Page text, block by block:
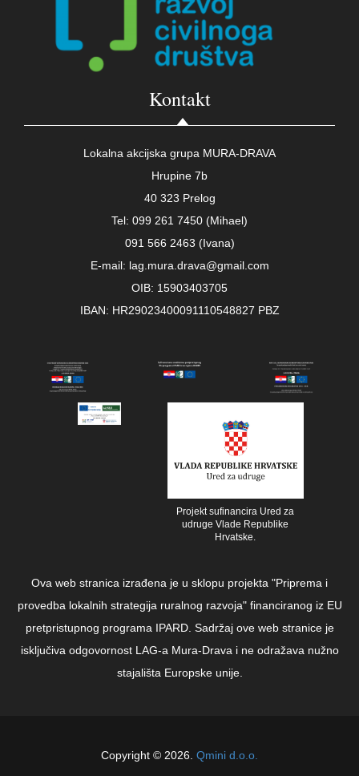
Kontakt
Lokalna akcijska grupa MURA-DRAVA
Hrupine 7b
40 323 Prelog
Tel: 099 261 7450 (Mihael)
091 566 2463 (Ivana)
E-mail: lag.mura.drava@gmail.com
OIB: 15903403705
IBAN: HR29023400091110548827 PBZ
Projekt sufinancira Ured za
udruge Vlade Republike
Hrvatske.
Ova web stranica izrađena je u sklopu projekta "Priprema i
provedba lokalnih strategija ruralnog razvoja" financiranog iz EU
pretpristupnog programa IPARD. Sadržaj ove web stranice je
isključiva odgovornost LAG-a Mura-Drava i ne odražava nužno
stajališta Europske unije.
Copyright © 2026. Qmini d.o.o.